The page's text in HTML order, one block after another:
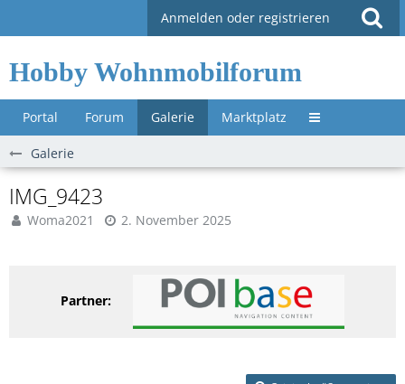
Anmelden oder registrieren
Hobby Wohnmobilforum
Portal Forum Galerie Marktplatz Untermenü »
Galerie
IMG_9423
Woma2021 2. November 2025
Partner: